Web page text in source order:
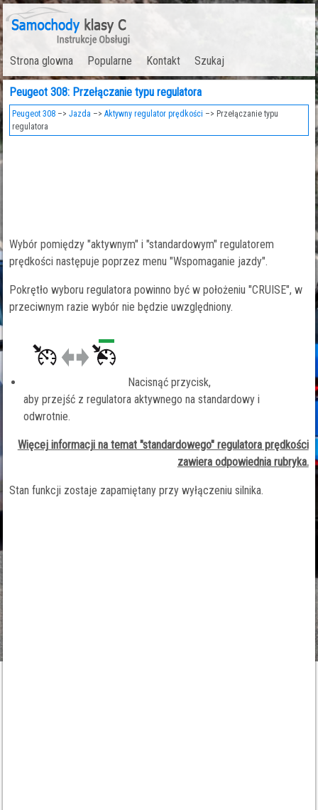
Strona glowna Popularne Kontakt Szukaj
Peugeot 308: Przełączanie typu regulatora
Peugeot 308 –>Jazda –>Aktywny regulator prędkości –> Przełączanie typu
regulatora
Wybór pomiędzy "aktywnym" i "standardowym" regulatorem
prędkości następuje poprzez menu "Wspomaganie jazdy".
Pokrętło wyboru regulatora powinno być w położeniu "CRUISE", w
przeciwnym razie wybór nie będzie uwzględniony.
Nacisnąć przycisk,
aby przejść z regulatora aktywnego na standardowy i
odwrotnie.
Więcej informacji na temat "standardowego" regulatora prędkości
zawiera odpowiednia rubryka.
Stan funkcji zostaje zapamiętany przy wyłączeniu silnika.